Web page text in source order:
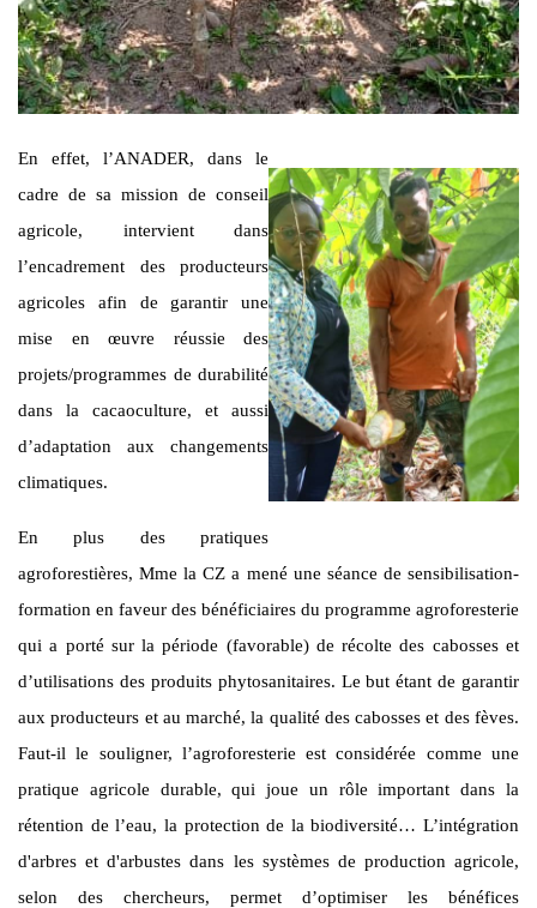
En effet, l’ANADER, dans le
cadre de sa mission de conseil
agricole, intervient dans
l’encadrement des producteurs
agricoles afin de garantir une
mise en œuvre réussie des
projets/programmes de durabilité
dans la cacaoculture, et aussi
d’adaptation aux changements
climatiques.
En plus des pratiques
agroforestières, Mme la CZ a mené une séance de sensibilisation-
formation en faveur des bénéficiaires du programme agroforesterie
qui a porté sur la période (favorable) de récolte des cabosses et
d’utilisations des produits phytosanitaires. Le but étant de garantir
aux producteurs et au marché, la qualité des cabosses et des fèves.
Faut-il le souligner, l’agroforesterie est considérée comme une
pratique agricole durable, qui joue un rôle important dans la
rétention de l’eau, la protection de la biodiversité… L’intégration
d'arbres et d'arbustes dans les systèmes de production agricole,
selon des chercheurs, permet d’optimiser les bénéfices